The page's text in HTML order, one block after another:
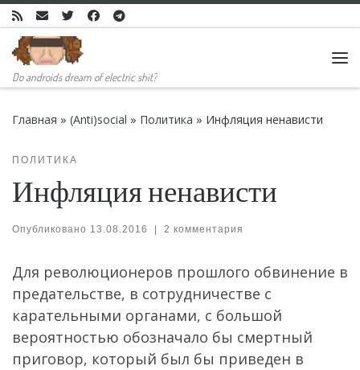
Skip to content
Do androids dream of electric shit?
Главная » (Anti)social » Политика » Инфляция ненависти
ПОЛИТИКА
Инфляция ненависти
Опубликовано 13.08.2016 2 комментария
Для революционеров прошлого обвинение в
предательстве, в сотрудничестве с
карательными органами, с большой
вероятностью обозначало бы смертный
приговор, который был бы приведен в